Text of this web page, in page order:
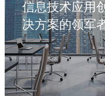
信息技术应用
决方案的领军